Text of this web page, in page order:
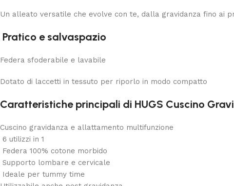
Un alleato versatile che evolve con te, dalla gravidanza fino ai
Pratico e salvaspazio
Federa sfoderabile e lavabile
Dotato di laccetti in tessuto per riporlo in modo compatto
Caratteristiche principali di HUGS Cuscino
Cuscino gravidanza e allattamento multifunzione
6 utilizzi in 1
Federa 100% cotone morbido
Supporto lombare e cervicale
Ideale per tummy time